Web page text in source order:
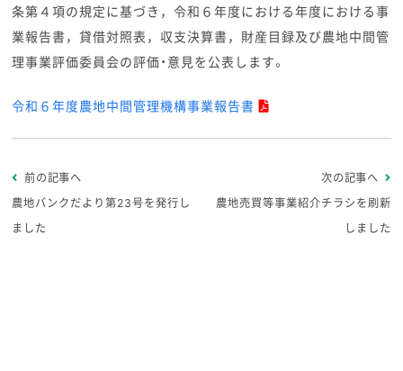
条第４項の規定に基づき，令和６年度における年度における事
業報告書，貸借対照表，収支決算書，財産目録及び農地中間管
理事業評価委員会の評価・意見を公表します。
令和６年度農地中間管理機構事業報告書
前の記事へ
農地バンクだより第23号を発行し
ました
次の記事へ
農地売買等事業紹介チラシを刷新
しました